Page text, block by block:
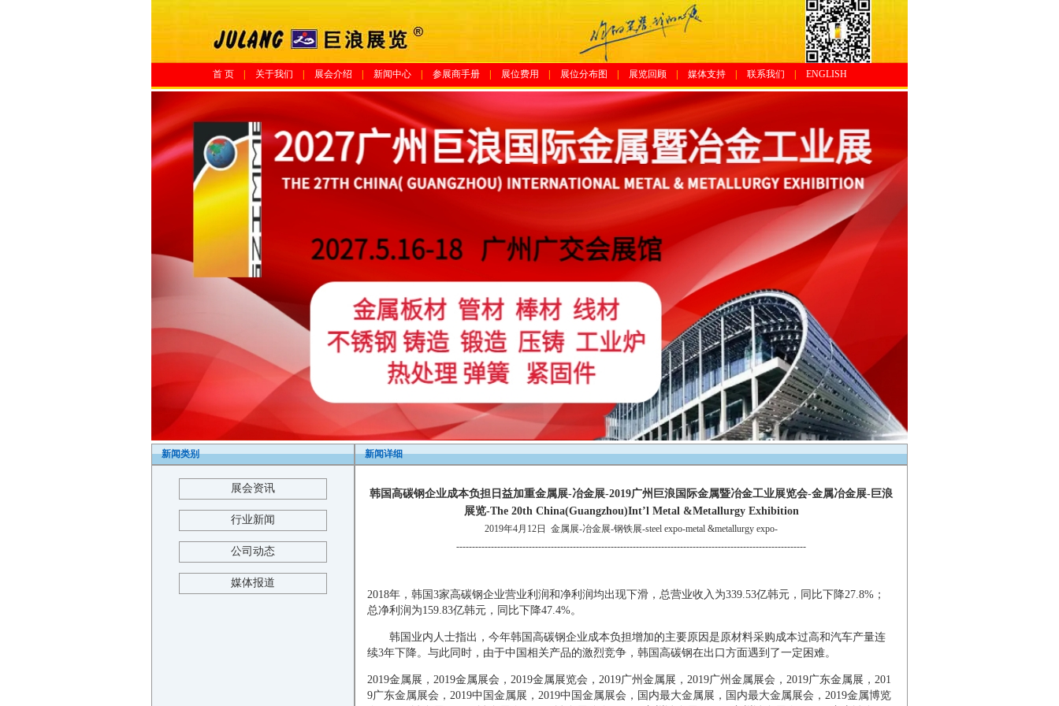
首 页 关于我们 展会介绍 新闻中心 参展商手册| 展位费用 展位分布图 展览回顾 媒体支持| 联系我们 ENGLISH
新闻类别
展会资讯
行业新闻
公司动态
媒体报道
新闻详细
韩国高碳钢企业成本负担日益加重金属展-冶金展-2019广州巨浪国际金属暨冶金工业展览会-金属冶金展-巨浪
展览-The 20th China(Guangzhou)Int’l Metal &Metallurgy Exhibition
2019年4月12日
金属展-冶金展-钢铁展-steel expo-metal &metallurgy expo-
---------------------------------------------------------------------------------------------------------------
2018年，韩国3家高碳钢企业营业利润和净利润均出现下滑，总营业收入为339.53亿韩元，同比下降27.8%；
总净利润为159.83亿韩元，同比下降47.4%。
韩国业内人士指出，今年韩国高碳钢企业成本负担增加的主要原因是原材料采购成本过高和汽车产量连
续3年下降。与此同时，由于中国相关产品的激烈竞争，韩国高碳钢在出口方面遇到了一定困难。
2019金属展， 2019金属展会， 2019金属展览会， 2019广州金属展， 2019广州金属展会， 2019广东金属展， 201
9广东金属展会， 2019中国金属展， 2019中国金属展会，国内最大金属展，国内最大金属展会， 2019金属博览